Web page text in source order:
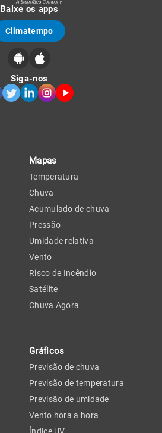
Baixe os apps
Climatempo
Siga-nos
Mapas
Temperatura
Chuva
Acumulado de chuva
Pressão
Umidade relativa
Vento
Risco de Incêndio
Satélite
Chuva Agora
Gráficos
Previsão de chuva
Previsão de temperatura
Previsão de umidade
Vento hora a hora